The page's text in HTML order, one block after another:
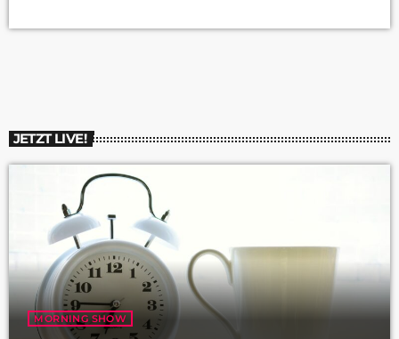
JETZT LIVE!
MORNING SHOW